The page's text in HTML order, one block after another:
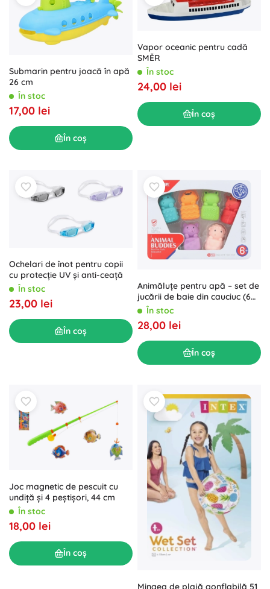
Submarin pentru joacă în apă
26 cm
În stoc
17,00 lei
În coș
Vapor oceanic pentru cadă
SMĚR
În stoc
24,00 lei
În coș
Ochelari de înot pentru copii
cu protecție UV și anti-ceață
În stoc
23,00 lei
În coș
Animăluțe pentru apă – set de
jucării de baie din cauciuc (6
buc.)În stoc
28,00 lei
În coș
Joc magnetic de pescuit cu
undiță și 4 peștișori, 44 cm
În stoc
18,00 lei
În coș
Mingea de plajă gonflabilă 51